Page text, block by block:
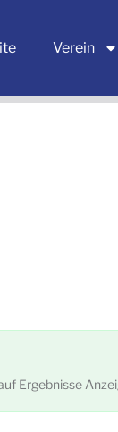
Verein
Ergebnisse